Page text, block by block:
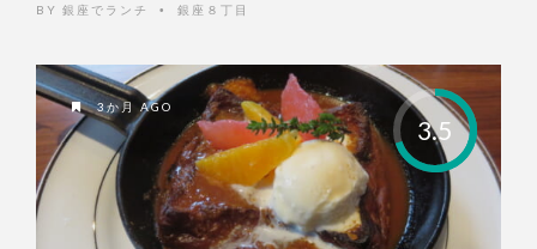
BY 銀座でランチ • 銀座８丁目
3.5
3か月 AGO